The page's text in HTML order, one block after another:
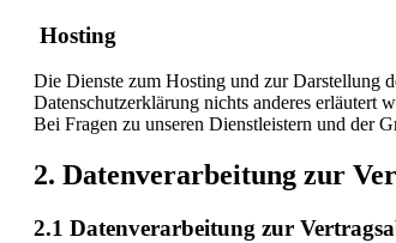
Hosting
Die Dienste zum Hosting und zur Darstellung
Datenschutzerklärung nichts anderes erläutert
Bei Fragen zu unseren Dienstleistern und der
2. Datenverarbeitung zur
2.1 Datenverarbeitung zur